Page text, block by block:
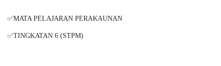
✅MATA PELAJARAN PERAKAUNAN
✅TINGKATAN 6 (STPM)